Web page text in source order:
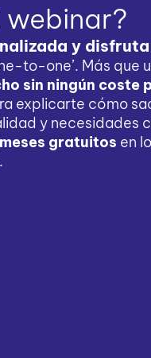
webinar?
y
to-one’. Más que
sin ningún coste
explicarte cómo
y necesidades
gratuitos en
.